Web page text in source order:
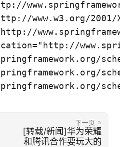
www.w3.org/2001/
下一页 »
[转载/新闻]华为荣耀
和腾讯合作要玩大的